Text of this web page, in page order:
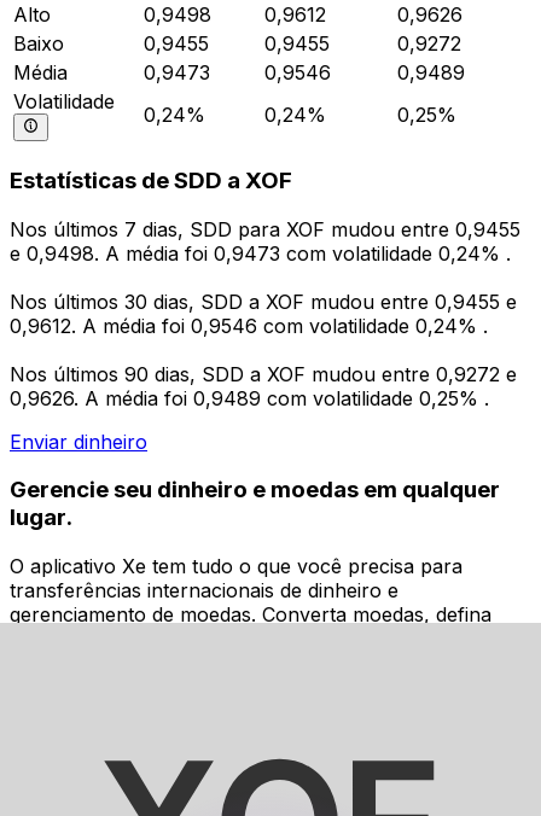
Alto
0,9498 0,9612
0,9626
Baixo
0,9455 0,9455
0,9272
Média
0,9473 0,9546
0,9489
Volatilidade
0,24% 0,24% 0,25%
Estatísticas de SDD a XOF
Nos últimos 7 dias, SDD para XOF mudou entre 0,9455
e 0,9498. A média foi 0,9473 com volatilidade 0,24% .
Nos últimos 30 dias, SDD a XOF mudou entre 0,9455 e
0,9612. A média foi 0,9546 com volatilidade 0,24% .
Nos últimos 90 dias, SDD a XOF mudou entre 0,9272 e
0,9626. A média foi 0,9489 com volatilidade 0,25% .
Enviar dinheiro
Gerencie seu dinheiro e moedas em qualquer
lugar.
O aplicativo Xe tem tudo o que você precisa para
transferências internacionais de dinheiro e
gerenciamento de moedas. Converta moedas, defina